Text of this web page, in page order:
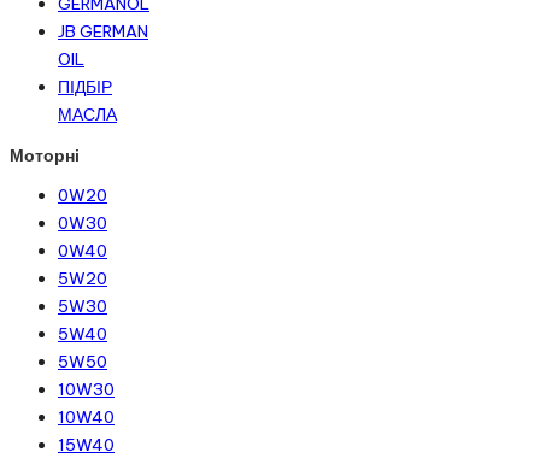
JB GERMAN
OIL
ПІДБІР
МАСЛА
Моторні
0W20
0W30
0W40
5W20
5W30
5W40
5W50
10W30
10W40
15W40